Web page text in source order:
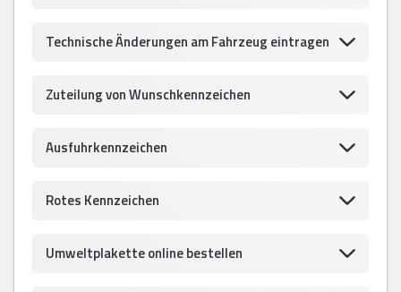
Technische Änderungen am Fahrzeug eintragen
Zuteilung von Wunschkennzeichen
Ausfuhrkennzeichen
Rotes Kennzeichen
Umweltplakette online bestellen